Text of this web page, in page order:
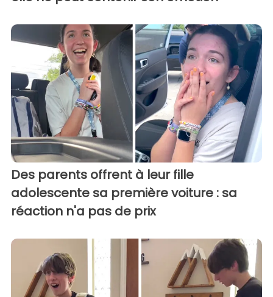
Des parents offrent à leur fille
adolescente sa première voiture : sa
réaction n'a pas de prix